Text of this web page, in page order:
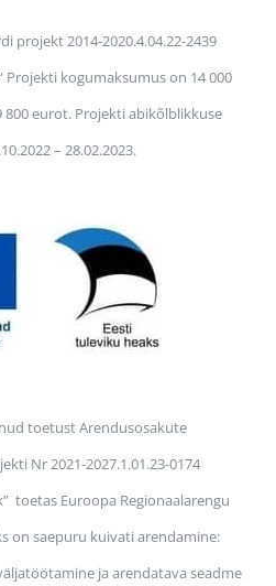
projekt 2014-2020.4.04.22-2439
Projekti kogumaksumus on 14 000
eurot. Projekti abikõlblikkuse
– 28.02.2023.
toetust Arendusosakute
Nr 2021-2027.1.01.23-0174
toetas Euroopa Regionaalarengu
on saepuru kuivati arendamine:
ja arendatava seadme